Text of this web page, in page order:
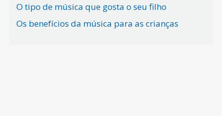
O tipo de música que gosta o seu filho
Os benefícios da música para as crianças